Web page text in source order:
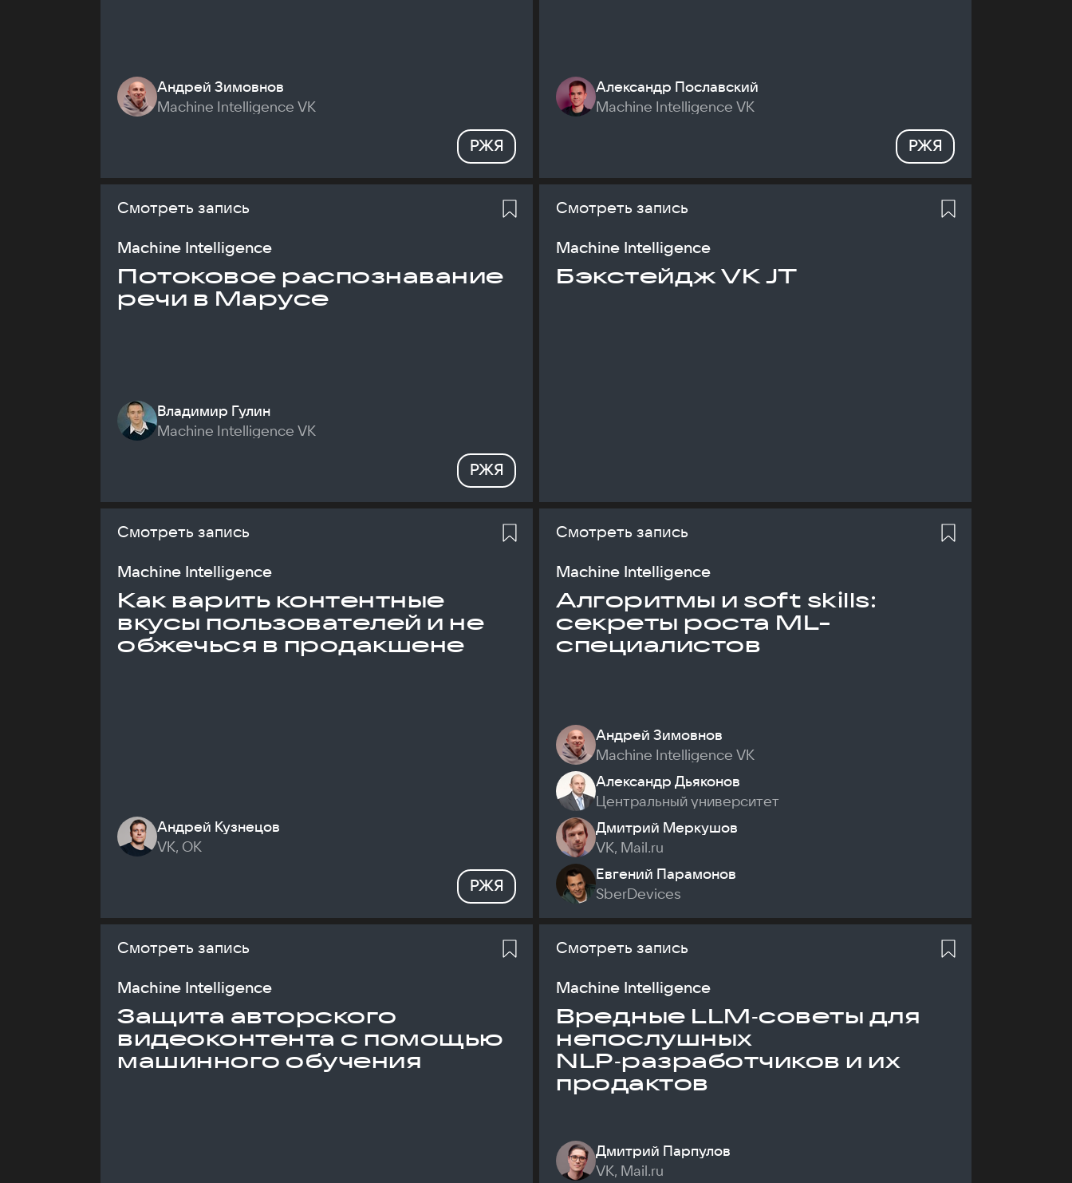
Андрей Зимовнов
Machine Intelligence VK
РЖЯ
Александр Пославский
Machine Intelligence VK
РЖЯ
Смотреть запись
Machine Intelligence
Потоковое распознавание
речи в Марусе
Владимир Гулин
Machine Intelligence VK
РЖЯ
Смотреть запись
Machine Intelligence
Бэкстейдж VK JT
Смотреть запись
Machine Intelligence
Как варить контентные
вкусы пользователей и не
обжечься в продакшене
Андрей Кузнецов
VK, ОК
РЖЯ
Смотреть запись
Machine Intelligence
Алгоритмы и soft skills:
секреты роста ML-
специалистов
Андрей Зимовнов
Machine Intelligence VK
Александр Дьяконов
Центральный университет
Дмитрий Меркушов
VK, Mail.ru
Евгений Парамонов
SberDevices
Смотреть запись
Machine Intelligence
Защита авторского
видеоконтента с помощью
машинного обучения
Смотреть запись
Machine Intelligence
Вредные LLM‑советы для
непослушных
NLP‑разработчиков и их
продактов
Дмитрий Парпулов
VK, Mail.ru